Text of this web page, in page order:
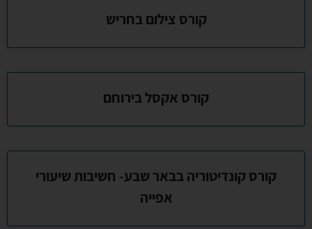
קורס צילום בחריש
קורס אקסל בירוחם
קורס קונדיטוריה בבאר שבע- חשיבות שיעורי
אפייה